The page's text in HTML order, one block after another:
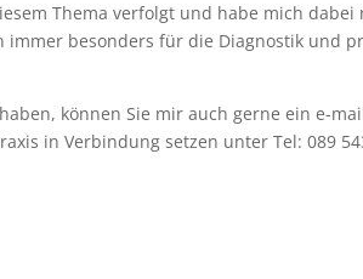
Thema verfolgt und habe mich dabei
besonders für die Diagnostik und
können Sie mir auch gerne ein e-
in Verbindung setzen unter Tel: 089